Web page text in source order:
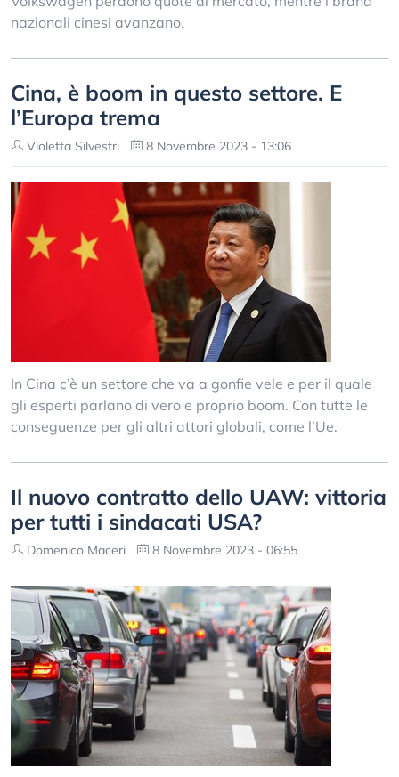
nazionali cinesi avanzano.
Cina, è boom in questo settore. E
l’Europa trema
Violetta Silvestri 8 Novembre 2023 - 13:06
In Cina c’è un settore che va a gonfie vele e per il quale
gli esperti parlano di vero e proprio boom. Con tutte le
conseguenze per gli altri attori globali, come l’Ue.
Il nuovo contratto dello UAW: vittoria
per tutti i sindacati USA?
Domenico Maceri 8 Novembre 2023 - 06:55